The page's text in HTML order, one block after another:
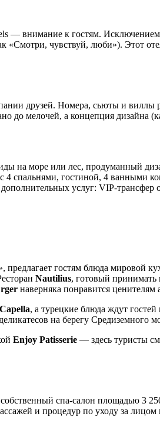
внимание к гостям.
«Смотри, чувствуй, люби»). Этот
друзей. Номера, сьюты и виллы
мелочей, а концепция дизайна
на море или лес, продуманный
с 4 спальнями, гостиной, 4
услуг: VIP-трансфер
предлагает гостям блюда
Nautilius, готовый принимать
наверняка понравится ценителям
Capella, а турецкие блюда ждут гостей
на берегу Средиземного
Enjoy Patisserie — здесь туристы
спа-салон площадью
и процедур по уходу за